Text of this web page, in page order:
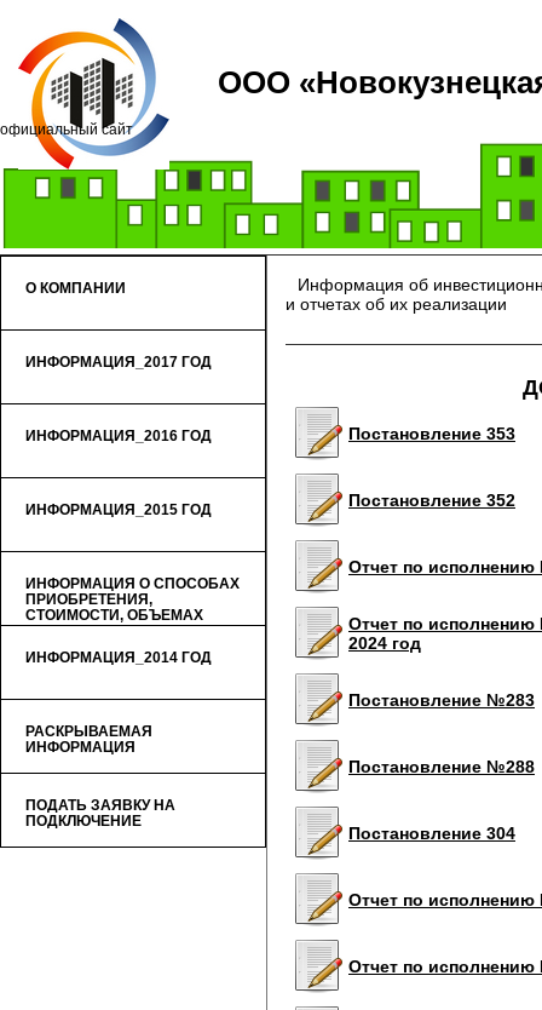
официальный сайт
ООО
О КОМПАНИИ
ИНФОРМАЦИЯ_2017 ГОД
ИНФОРМАЦИЯ_2016 ГОД
ИНФОРМАЦИЯ_2015 ГОД
ИНФОРМАЦИЯ О СПОСОБАХ
ПРИОБРЕТЕНИЯ,
СТОИМОСТИ, ОБЪЕМАХ
ТОВАРОВ (УСЛУГ)
ИНФОРМАЦИЯ_2014 ГОД
РАСКРЫВАЕМАЯ
ИНФОРМАЦИЯ
ПОДАТЬ ЗАЯВКУ НА
ПОДКЛЮЧЕНИЕ
Информация об
и отчетах об их реализации
Постановление 353
Постановление 352
Отчет по исполнению
Отчет по
2024 год
Постановление №283
Постановление №288
Постановление 304
Отчет по
Отчет по